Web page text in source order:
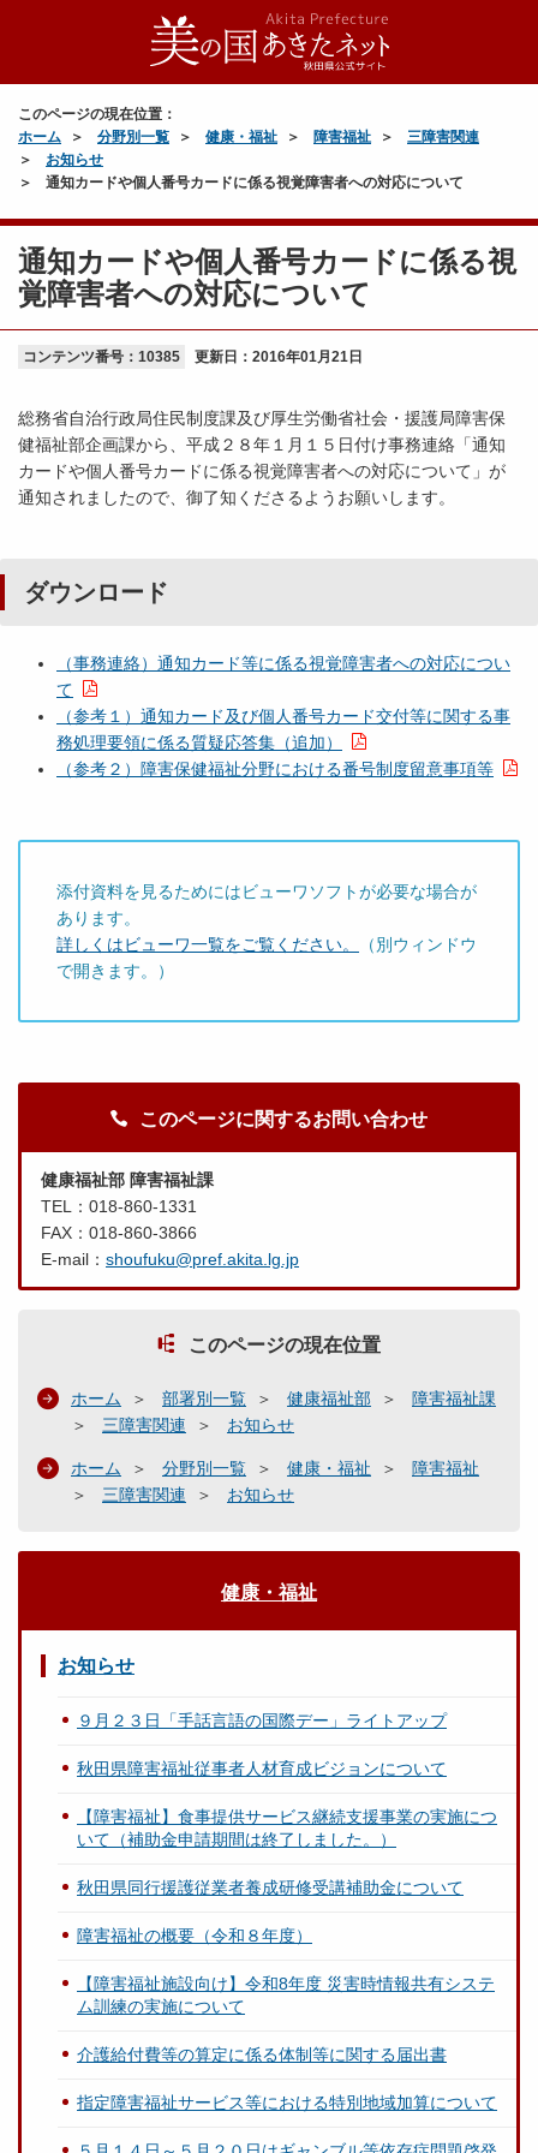
このページの現在位置：
ホーム
分野別一覧 健康・福祉 障害福祉
三障害関連
お知らせ
通知カードや個人番号カードに係る視覚障害者への対応について
通知カードや個人番号カードに係る視
覚障害者への対応について
コンテンツ番号：10385 更新日： 2016年01月21日
総務省自治行政局住民制度課及び厚生労働省社会・援護局障害保
健福祉部企画課から、平成２８年１月１５日付け事務連絡「通知
カードや個人番号カードに係る視覚障害者への対応について」が
通知されましたので、御了知くださるようお願いします。
ダウンロード
（事務連絡）通知カード等に係る視覚障害者への対応につい
て
（参考１）通知カード及び個人番号カード交付等に関する事
務処理要領に係る質疑応答集（追加）
（参考２）障害保健福祉分野における番号制度留意事項等
添付資料を見るためにはビューワソフトが必要な場合が
あります。
詳しくはビューワ一覧をご覧ください。
（別ウィンドウ
で開きます。）
このページに関するお問い合わせ
健康福祉部 障害福祉課
TEL：018-860-1331
FAX：018-860-3866
E-mail： shoufuku@pref.akita.lg.jp
このページの現在位置
ホーム 部署別一覧 健康福祉部
障害福祉課
三障害関連
お知らせ
ホーム 分野別一覧 健康・福祉
障害福祉
三障害関連
お知らせ
健康・福祉
お知らせ
９月２３日「手話言語の国際デー」ライトアップ
秋田県障害福祉従事者人材育成ビジョンについて
【障害福祉】食事提供サービス継続支援事業の実施につ
いて（補助金申請期間は終了しました。）
秋田県同行援護従業者養成研修受講補助金について
障害福祉の概要（令和８年度）
【障害福祉施設向け】令和8年度 災害時情報共有システ
ム訓練の実施について
介護給付費等の算定に係る体制等に関する届出書
指定障害福祉サービス等における特別地域加算について